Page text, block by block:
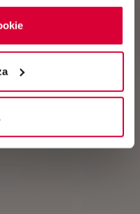
essere espresso
Se non vuole i
il consenso sul tasto